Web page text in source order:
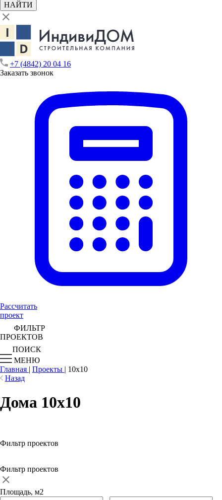
НАЙТИ
+7 (4842) 20 04 16
Заказать звонок
Рассчитать
проект
ФИЛЬТР
ПРОЕКТОВ
ПОИСК
МЕНЮ
Главная | Проекты | 10х10
Назад
Дома 10х10
Фильтр проектов
Фильтр проектов
Площадь, м2